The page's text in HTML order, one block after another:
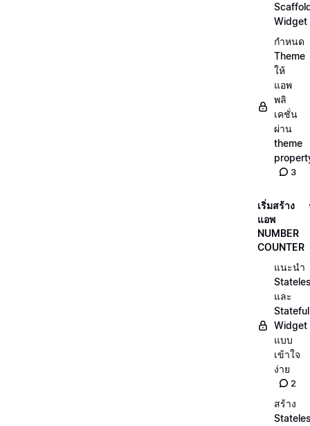
Widget
กำหนด
Theme
ให้
แอพ
พลิ
เคชั่น
ผ่าน
theme
3
เริ่มสร้าง
แอพ
NUMBER
COUNTER
แนะนำ
และ
Stateful
Widget
แบบ
เข้าใจ
ง่าย
2
สร้าง